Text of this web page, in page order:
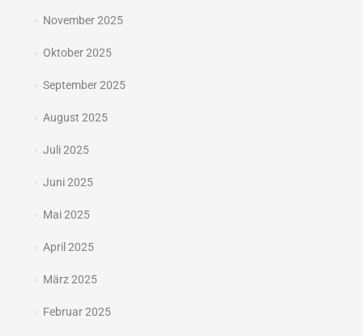
November 2025
Oktober 2025
September 2025
August 2025
Juli 2025
Juni 2025
Mai 2025
April 2025
März 2025
Februar 2025